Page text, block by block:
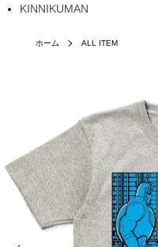
KINNIKUMAN
ホーム ALL ITEM